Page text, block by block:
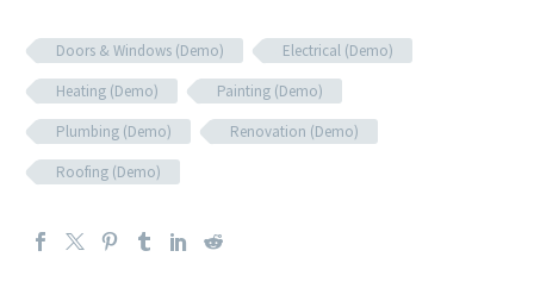
Doors & Windows (Demo)
Electrical (Demo)
Heating (Demo)
Painting (Demo)
Plumbing (Demo)
Renovation (Demo)
Roofing (Demo)